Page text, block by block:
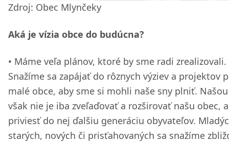
Zdroj: Obec Mlynčeky
Aká je vízia obce do budúcna?
Máme veľa plánov, ktoré by sme radi zrealizovali.
Snažíme sa zapájať do rôznych výziev a projektov
malé obce, aby sme si mohli naše sny plniť.
však nie je iba zveľaďovať a rozširovať našu obec,
priviesť do nej ďalšiu generáciu obyvateľov.
starých, nových či prisťahovaných sa snažíme